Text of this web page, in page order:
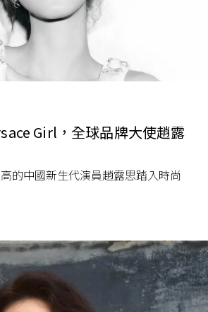
Girl，全球品牌大使趙露
的中國新生代演員趙露思踏入時尚